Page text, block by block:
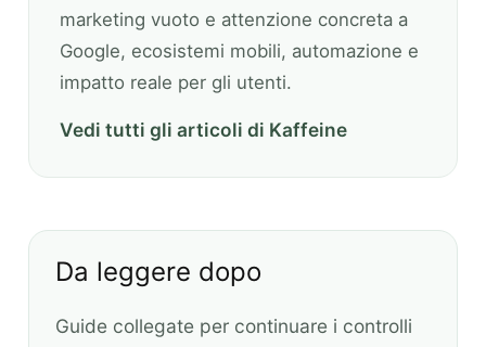
marketing vuoto e attenzione concreta a
Google, ecosistemi mobili, automazione e
impatto reale per gli utenti.
Vedi tutti gli articoli di Kaffeine
Da leggere dopo
Guide collegate per continuare i controlli